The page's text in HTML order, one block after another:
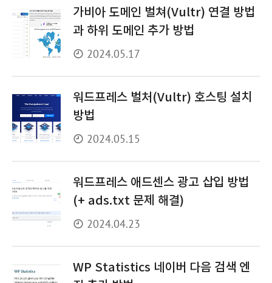
가비아 도메인 벌쳐(Vultr) 연결 방법
과 하위 도메인 추가 방법
2024.05.17
워드프레스 벌처(Vultr) 호스팅 설치
방법
2024.05.15
워드프레스 애드센스 광고 삽입 방법
(+ ads.txt 문제 해결)
2024.04.23
WP Statistics 네이버 다음 검색 엔